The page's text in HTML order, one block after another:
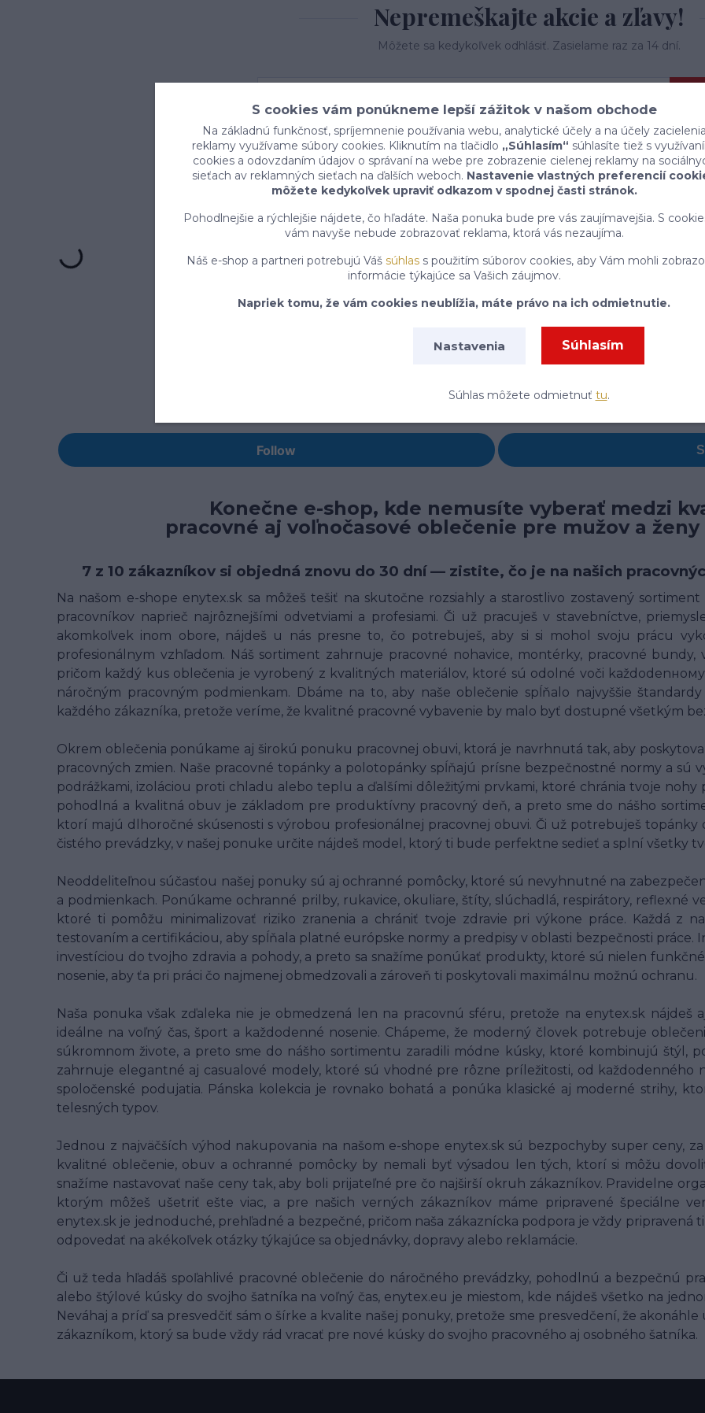
Nepremeškajte akcie a zľavy!
Môžete sa kedykoľvek odhlásiť. Zasielame raz za 14 dní.
Súhlasím sospracovaním osobných údajovza účelom zasielania newslettera.
Konečne e-shop, kde nemusíte vyberať medzi
pracovné aj voľnočasové oblečenie pre mužov a
7 z 10 zákazníkov si objedná znovu do 30 dní — zistite, čo je na našich
Na našom e-shope enytex.sk sa môžeš tešiť na skutočne rozsiahly a starostlivo zostavený
pracovníkov naprieč najrôznejšími odvetviami a profesiami. Či už pracuješ v stavebníctve,
akomkoľvek inom obore, nájdeš u nás presne to, čo potrebuješ, aby si si mohol svoju prácu
profesionálnym vzhľadom. Náš sortiment zahrnuje pracovné nohavice, montérky, pracovné bundy,
pričom každý kus oblečenia je vyrobený z kvalitných materiálov, ktoré sú odolné voči
náročným pracovným podmienkam. Dbáme na to, aby naše oblečenie spĺňalo najvyššie
každého zákazníka, pretože veríme, že kvalitné pracovné vybavenie by malo byť dostupné všetkým
Okrem oblečenia ponúkame aj širokú ponuku pracovnej obuvi, ktorá je navrhnutá tak, aby
pracovných zmien. Naše pracovné topánky a polotopánky spĺňajú prísne bezpečnostné normy a sú
podrážkami, izoláciou proti chladu alebo teplu a ďalšími dôležitými prvkami, ktoré chránia tvoje nohy
pohodlná a kvalitná obuv je základom pre produktívny pracovný deň, a preto sme do nášho
ktorí majú dlhoročné skúsenosti s výrobou profesionálnej pracovnej obuvi. Či už potrebuješ
čistého prevádzky, v našej ponuke určite nájdeš model, ktorý ti bude perfektne sedieť a splní všetky
Neoddeliteľnou súčasťou našej ponuky sú aj ochranné pomôcky, ktoré sú nevyhnutné na
a podmienkach. Ponúkame ochranné prilby, rukavice, okuliare, štíty, slúchadlá, respirátory, reflexné
ktoré ti pomôžu minimalizovať riziko zranenia a chrániť tvoje zdravie pri výkone práce. Každá z
testovaním a certifikáciou, aby spĺňala platné európske normy a predpisy v oblasti bezpečnosti
investíciou do tvojho zdravia a pohody, a preto sa snažíme ponúkať produkty, ktoré sú nielen
nosenie, aby ťa pri práci čo najmenej obmedzovali a zároveň ti poskytovali maximálnu možnú ochranu.
Naša ponuka však zďaleka nie je obmedzená len na pracovnú sféru, pretože na enytex.sk nájdeš
ideálne na voľný čas, šport a každodenné nosenie. Chápeme, že moderný človek potrebuje
súkromnom živote, a preto sme do nášho sortimentu zaradili módne kúsky, ktoré kombinujú štýl,
zahrnuje elegantné aj casualové modely, ktoré sú vhodné pre rôzne príležitosti, od každodenného
spoločenské podujatia. Pánska kolekcia je rovnako bohatá a ponúka klasické aj moderné strihy,
telesných typov.
Jednou z najväčších výhod nakupovania na našom e-shope enytex.sk sú bezpochyby super ceny,
kvalitné oblečenie, obuv a ochranné pomôcky by nemali byť výsadou len tých, ktorí si môžu
snažíme nastavovať naše ceny tak, aby boli prijateľné pre čo najširší okruh zákazníkov. Pravidelne
ktorým môžeš ušetriť ešte viac, a pre našich verných zákazníkov máme pripravené špeciálne
enytex.sk je jednoduché, prehľadné a bezpečné, pričom naša zákaznícka podpora je vždy
odpovedať na akékoľvek otázky týkajúce sa objednávky, dopravy alebo reklamácie.
Či už teda hľadáš spoľahlivé pracovné oblečenie do náročného prevádzky, pohodlnú a bezpečnú
alebo štýlové kúsky do svojho šatníka na voľný čas, enytex.eu je miestom, kde nájdeš všetko na
Neváhaj a príď sa presvedčiť sám o šírke a kvalite našej ponuky, pretože sme presvedčení, že akonáhle
zákazníkom, ktorý sa bude vždy rád vracať pre nové kúsky do svojho pracovného aj osobného šatníka.
S cookies vám ponúkneme lepší zážitok v našom obchode
Na základnú funkčnosť, spríjemnenie používania webu, analytické účely a na účely zacielenia
reklamy využívame súbory cookies. Kliknutím na tlačidlo „Súhlasím“ súhlasíte tiež s
cookies a odovzdaním údajov o správaní na webe pre zobrazenie cielenej reklamy na
sieťach av reklamných sieťach na ďalších weboch. Nastavenie vlastných preferencií
môžete kedykoľvek upraviť odkazom v spodnej časti stránok.
Pohodlnejšie a rýchlejšie nájdete, čo hľadáte. Naša ponuka bude pre vás zaujímavejšia. S
vám navyše nebude zobrazovať reklama, ktorá vás nezaujíma.
Náš e-shop a partneri potrebujú Váš súhlass použitím súborov cookies, aby Vám mohli
informácie týkajúce sa Vašich záujmov.
Napriek tomu, že vám cookies neublížia, máte právo na ich odmietnutie.
Nastavenia Súhlasím
Súhlas môžete odmietnuť tu.